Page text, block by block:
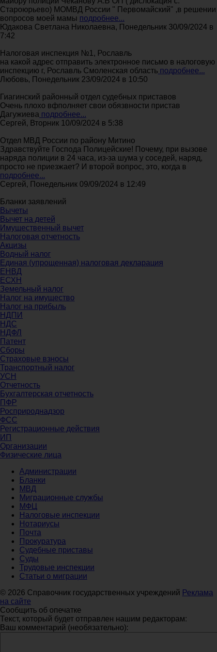
Староюрьево) МОМВД России " Первомайский" ,в решении
вопросов моей мамы подробнее...
Юдакова Светлана Николаевна, Понедельник 30/09/2024 в
7:42
Налоговая инспекция №1, Рославль
на какой адрес отправить электронное письмо в налоговую
инспекцию г, Рославль Смоленская область подробнее...
Любовь, Понедельник 23/09/2024 в 10:50
Гиагинский районный отдел судебных приставов
Очень плохо вфполняет свои обязвности пристав
Дагужиева подробнее...
Сергей, Вторник 10/09/2024 в 5:38
Отдел МВД России по району Митино
Здравствуйте Господа Полицейские! Почему, при вызове
наряда полиции в 24 часа, из-за шума у соседей, наряд,
просто не приезжает? И второй вопрос, это, когда в
подробнее...
Сергей, Понедельник 09/09/2024 в 12:49
Бланки заявлений
Вычеты
Вычет на детей
Имущественный вычет
Налоговая отчетность
Акцизы
Водный налог
Единая (упрощенная) налоговая декларация
ЕНВД
ЕСХН
Земельный налог
Налог на имущество
Налог на прибыль
НДПИ
НДС
НДФЛ
Патент
Сборы
Страховые взносы
Транспортный налог
УСН
Отчетность
Бухгалтерская отчетность
ПФР
Росприроднадзор
ФСС
Регистрационные действия
ИП
Организации
Физические лица
Администрации
Бланки
МВД
Миграционные службы
МФЦ
Налоговые инспекции
Нотариусы
Почта
Прокуратура
Судебные приставы
Суды
Трудовые инспекции
Статьи о миграции
© 2026 Справочник государственных учреждений Реклама
на сайте
Сообщить об опечатке
Текст, который будет отправлен нашим редакторам:
Ваш комментарий (необязательно):